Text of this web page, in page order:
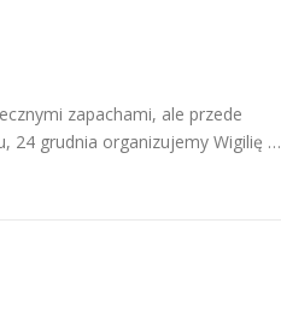
zapachami, ale przede
24 grudnia organizujemy Wigilię …